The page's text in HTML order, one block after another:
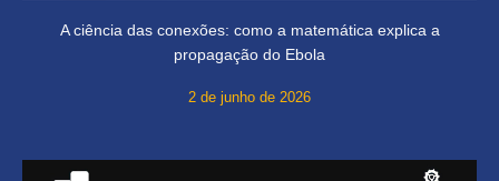
A ciência das conexões: como a matemática explica a
propagação do Ebola
2 de junho de 2026